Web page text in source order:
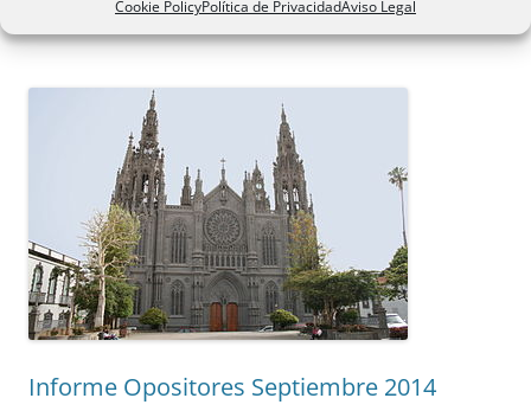
Cookie PolicyPolítica de PrivacidadAviso Legal
Informe Opositores Septiembre 2014